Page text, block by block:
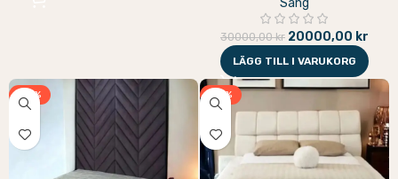
Säng
30000,00kr 20000,00 kr
LÄGG TILL I VARUKORG
-31% -31%